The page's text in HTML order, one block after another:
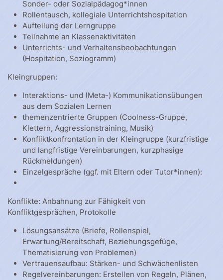
Sonder- oder Sozialpädagog*innen
Rollentausch, kollegiale Unterrichtshospitation
Aufteilung der Lerngruppe
Teilnahme an Klassenaktivitäten
Unterrichts- und Verhaltensbeobachtungen
(Hospitation, Soziogramm)
Kleingruppen:
Interaktions- und (Meta-) Kommunikationsübungen
aus dem Sozialen Lernen
themenzentrierte Gruppen (Coolness-Gruppe,
Klettern, Aggressionstraining, Musik)
Konfliktkonfrontation in der Kleingruppe (kurzfristige
und langfristige Vereinbarungen, kurzphasige
Rückmeldungen)
Einzelgespräche (ggf. mit Eltern oder Tutor*innen):
Konflikte: Anbahnung zur Fähigkeit von
Konfliktgesprächen, Protokolle
Lösungsansätze (Briefe, Rollenspiel,
Erwartung/Bereitschaft, Beziehungsgefüge,
Thematisierung von Problemen)
Vertrauensaufbau: Stärken- und Schwächenlisten
Regelvereinbarungen: Erstellen von Regeln, Plänen,